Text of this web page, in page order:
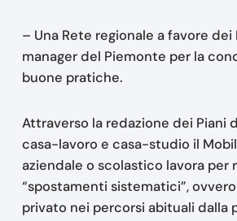
– Una Rete regionale a favore
manager del Piemonte per la
buone pratiche.
Attraverso la redazione dei Piani
casa-lavoro e casa-studio il
aziendale o scolastico lavora per
“spostamenti sistematici”,
privato nei percorsi abituali dalla